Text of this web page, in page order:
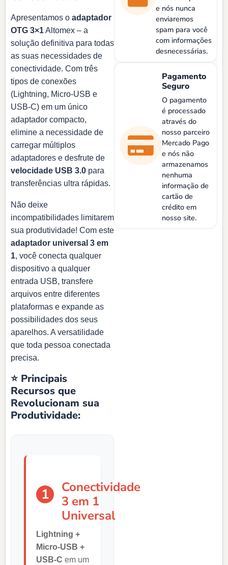
Apresentamos o adaptador
OTG 3×1Altomex – a
solução definitiva para todas
as suas necessidades de
conectividade. Com três
tipos de conexões
(Lightning, Micro-USB e
USB-C) em um único
adaptador compacto,
elimine a necessidade de
carregar múltiplos
adaptadores e desfrute de
velocidade USB 3.0 para
transferências ultra rápidas.
Não deixe
incompatibilidades limitarem
sua produtividade! Com este
adaptador universal 3 em
1, você conecta qualquer
dispositivo a qualquer
entrada USB, transfere
arquivos entre diferentes
plataformas e expande as
possibilidades dos seus
aparelhos. A versatilidade
que toda pessoa conectada
precisa.
⭐ Principais
Recursos que
Revolucionam sua
Produtividade:
1
Conectividade
3 em 1
Universal
Lightning +
Micro-USB +
USB-C em um
e nós nunca
enviaremos
spam para você
com informações
desnecessárias.
Pagamento
Seguro
O pagamento
é processado
através do
nosso parceiro
Mercado Pago
e nós não
armazenamos
nenhuma
informação de
cartão de
crédito em
nosso site.